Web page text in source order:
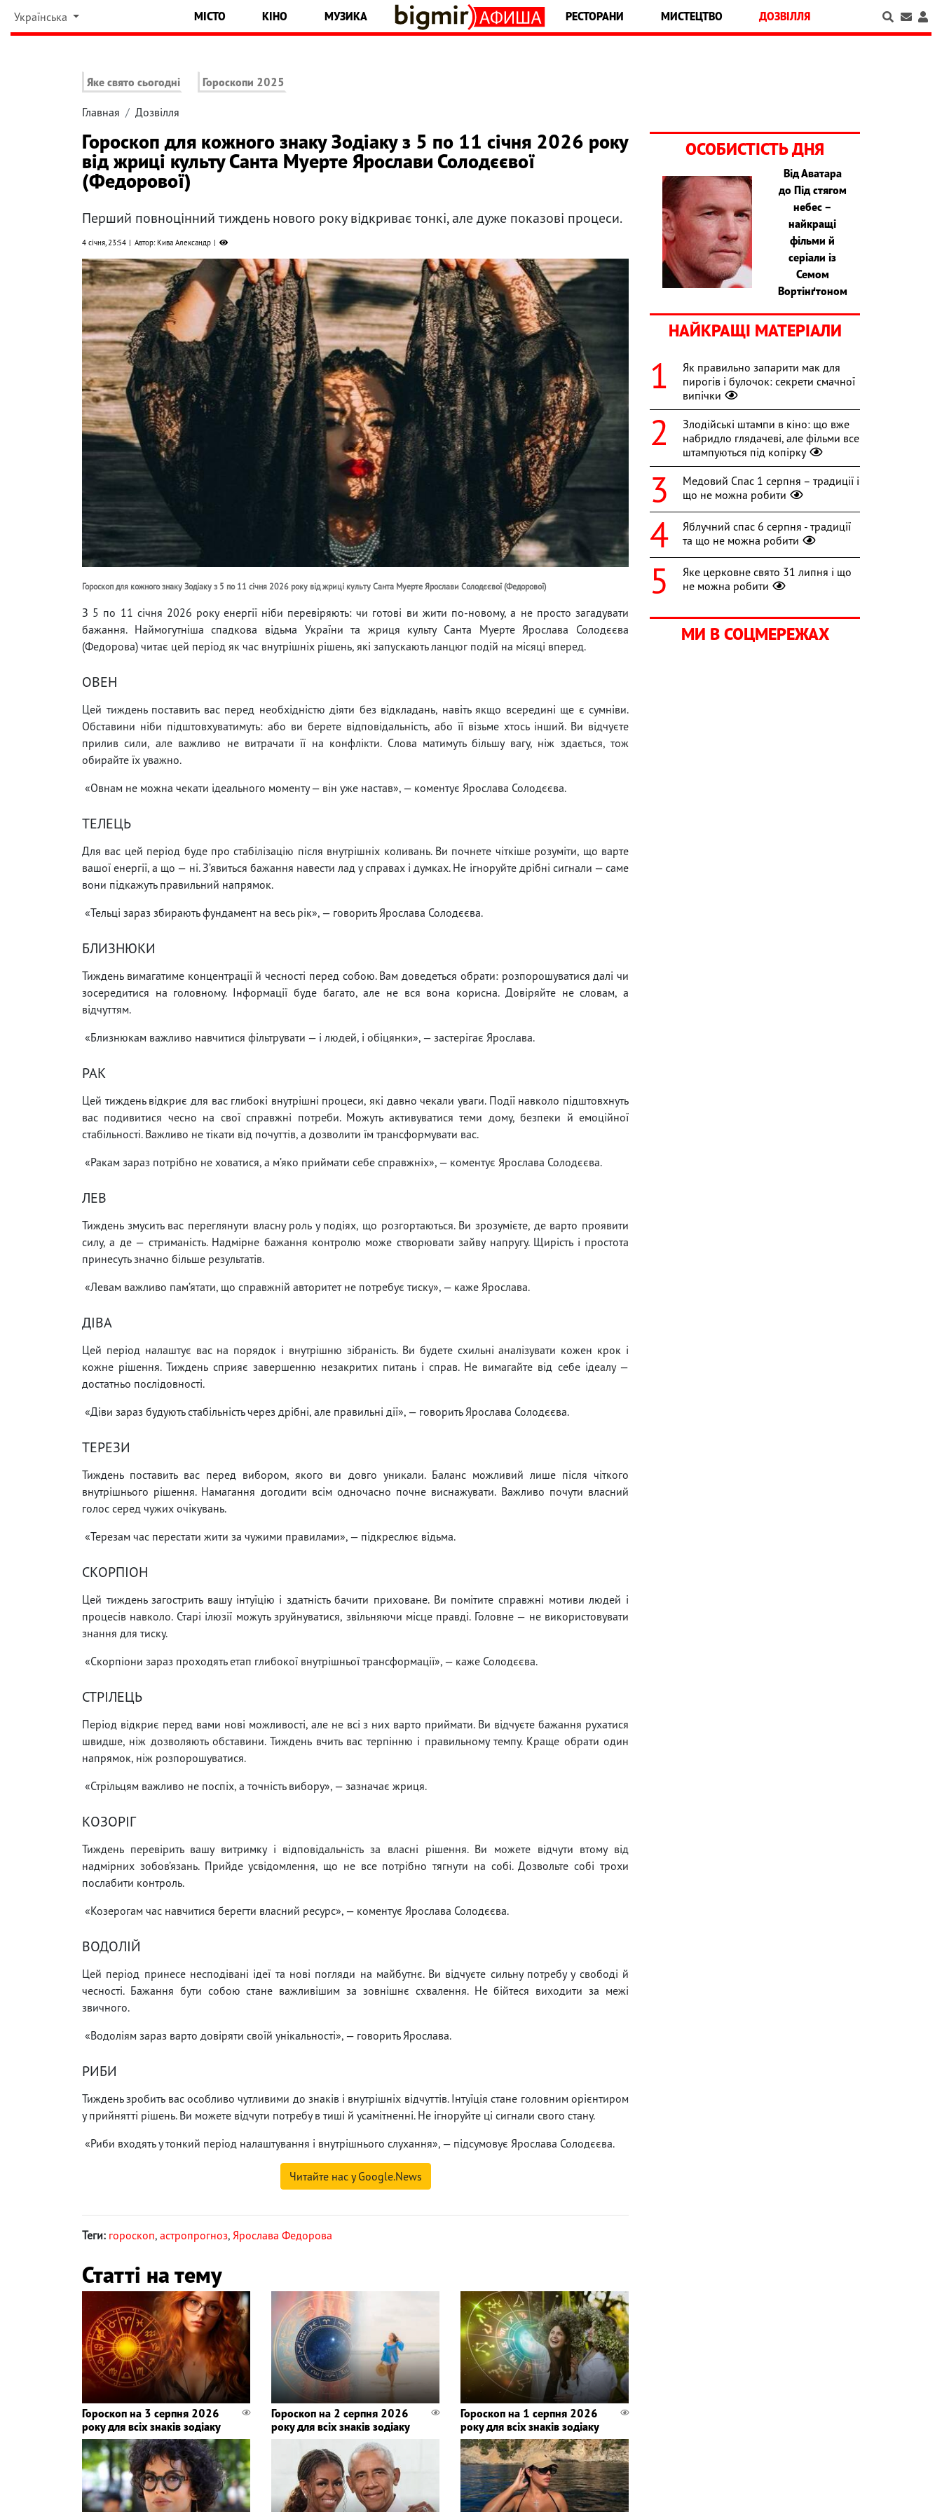
Українська МІСТО КІНО МУЗИКА РЕСТОРАНИ МИСТЕЦТВО ДОЗВІЛЛЯ
Яке свято сьогодні Гороскопи 2025
Главная Дозвілля
Гороскоп для кожного знаку Зодіаку з 5 по 11 січня 2026 року
від жриці культу Санта Муерте Ярослави Солодєєвої
(Федорової)
Перший повноцінний тиждень нового року відкриває тонкі, але дуже показові процеси.
4 січня, 23:54 Автор: Кива Александр
Гороскоп для кожного знаку Зодіаку з 5 по 11 січня 2026 року від жриці культу Санта Муерте Ярослави Солодєєвої (Федорової)
З 5 по 11 січня 2026 року енергії ніби перевіряють: чи готові ви жити по-новому, а не просто загадувати
бажання. Наймогутніша спадкова відьма України та жриця культу Санта Муерте Ярослава Солодєєва
(Федорова) читає цей період як час внутрішніх рішень, які запускають ланцюг подій на місяці вперед.
ОВЕН
Цей тиждень поставить вас перед необхідністю діяти без відкладань, навіть якщо всередині ще є сумніви.
Обставини ніби підштовхуватимуть: або ви берете відповідальність, або її візьме хтось інший. Ви відчуєте
прилив сили, але важливо не витрачати її на конфлікти. Слова матимуть більшу вагу, ніж здається, тож
обирайте їх уважно.
«Овнам не можна чекати ідеального моменту — він уже настав», — коментує Ярослава Солодєєва.
ТЕЛЕЦЬ
Для вас цей період буде про стабілізацію після внутрішніх коливань. Ви почнете чіткіше розуміти, що варте
вашої енергії, а що — ні. З’явиться бажання навести лад у справах і думках. Не ігноруйте дрібні сигнали — саме
вони підкажуть правильний напрямок.
«Тельці зараз збирають фундамент на весь рік», — говорить Ярослава Солодєєва.
БЛИЗНЮКИ
Тиждень вимагатиме концентрації й чесності перед собою. Вам доведеться обрати: розпорошуватися далі чи
зосередитися на головному. Інформації буде багато, але не вся вона корисна. Довіряйте не словам, а
відчуттям.
«Близнюкам важливо навчитися фільтрувати — і людей, і обіцянки», — застерігає Ярослава.
РАК
Цей тиждень відкриє для вас глибокі внутрішні процеси, які давно чекали уваги. Події навколо підштовхнуть
вас подивитися чесно на свої справжні потреби. Можуть активуватися теми дому, безпеки й емоційної
стабільності. Важливо не тікати від почуттів, а дозволити їм трансформувати вас.
«Ракам зараз потрібно не ховатися, а м’яко приймати себе справжніх», — коментує Ярослава Солодєєва.
ЛЕВ
Тиждень змусить вас переглянути власну роль у подіях, що розгортаються. Ви зрозумієте, де варто проявити
силу, а де — стриманість. Надмірне бажання контролю може створювати зайву напругу. Щирість і простота
принесуть значно більше результатів.
«Левам важливо пам’ятати, що справжній авторитет не потребує тиску», — каже Ярослава.
ДІВА
Цей період налаштує вас на порядок і внутрішню зібраність. Ви будете схильні аналізувати кожен крок і
кожне рішення. Тиждень сприяє завершенню незакритих питань і справ. Не вимагайте від себе ідеалу —
достатньо послідовності.
«Діви зараз будують стабільність через дрібні, але правильні дії», — говорить Ярослава Солодєєва.
ТЕРЕЗИ
Тиждень поставить вас перед вибором, якого ви довго уникали. Баланс можливий лише після чіткого
внутрішнього рішення. Намагання догодити всім одночасно почне виснажувати. Важливо почути власний
голос серед чужих очікувань.
«Терезам час перестати жити за чужими правилами», — підкреслює відьма.
СКОРПІОН
Цей тиждень загострить вашу інтуїцію і здатність бачити приховане. Ви помітите справжні мотиви людей і
процесів навколо. Старі ілюзії можуть зруйнуватися, звільняючи місце правді. Головне — не використовувати
знання для тиску.
«Скорпіони зараз проходять етап глибокої внутрішньої трансформації», — каже Солодєєва.
СТРІЛЕЦЬ
Період відкриє перед вами нові можливості, але не всі з них варто приймати. Ви відчуєте бажання рухатися
швидше, ніж дозволяють обставини. Тиждень вчить вас терпінню і правильному темпу. Краще обрати один
напрямок, ніж розпорошуватися.
«Стрільцям важливо не поспіх, а точність вибору», — зазначає жриця.
КОЗОРІГ
Тиждень перевірить вашу витримку і відповідальність за власні рішення. Ви можете відчути втому від
надмірних зобов’язань. Прийде усвідомлення, що не все потрібно тягнути на собі. Дозвольте собі трохи
послабити контроль.
«Козерогам час навчитися берегти власний ресурс», — коментує Ярослава Солодєєва.
ВОДОЛІЙ
Цей період принесе несподівані ідеї та нові погляди на майбутнє. Ви відчуєте сильну потребу у свободі й
чесності. Бажання бути собою стане важливішим за зовнішнє схвалення. Не бійтеся виходити за межі
звичного.
«Водоліям зараз варто довіряти своїй унікальності», — говорить Ярослава.
РИБИ
Тиждень зробить вас особливо чутливими до знаків і внутрішніх відчуттів. Інтуїція стане головним орієнтиром
у прийнятті рішень. Ви можете відчути потребу в тиші й усамітненні. Не ігноруйте ці сигнали свого стану.
«Риби входять у тонкий період налаштування і внутрішнього слухання», — підсумовує Ярослава Солодєєва.
Читайте нас у Google.News
Теги: гороскоп, астропрогноз, Ярослава Федорова
Статті на тему
Гороскоп на 3 серпня 2026
року для всіх знаків зодіаку
Гороскоп на 2 серпня 2026
року для всіх знаків зодіаку
Гороскоп на 1 серпня 2026
року для всіх знаків зодіаку
ОСОБИСТІСТЬ ДНЯ
Від Аватара
до Під стягом
небес –
найкращі
фільми й
серіали із
Семом
Вортінґтоном
НАЙКРАЩІ МАТЕРІАЛИ
Як правильно запарити мак для
пирогів і булочок: секрети смачної
випічки
Злодійські штампи в кіно: що вже
набридло глядачеві, але фільми все
штампуються під копірку
Медовий Спас 1 серпня – традиції і
що не можна робити
Яблучний спас 6 серпня - традиції
та що не можна робити
Яке церковне свято 31 липня і що
не можна робити
МИ В СОЦМЕРЕЖАХ